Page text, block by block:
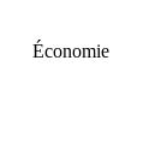
Économie